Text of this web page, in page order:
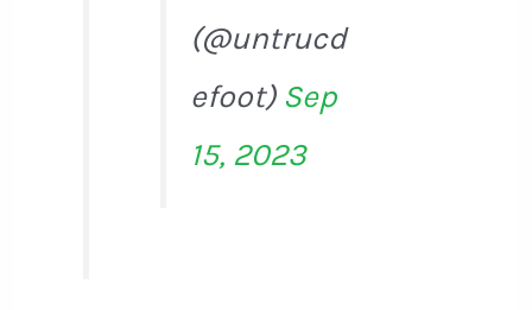
(@untrucd
efoot) Sep
15, 2023